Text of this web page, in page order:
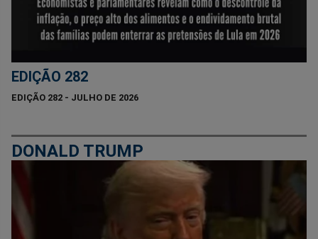
EDIÇÃO 282
EDIÇÃO 282 - JULHO DE 2026
DONALD TRUMP